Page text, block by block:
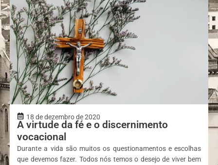
18 de dezembro de 2020
A virtude da fé e o discernimento
vocacional
Durante a vida são muitos os questionamentos e escolhas
que devemos fazer. Todos nós temos o desejo de viver bem